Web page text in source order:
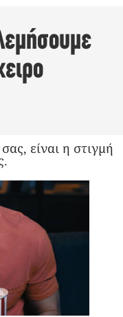
είναι η στιγμή